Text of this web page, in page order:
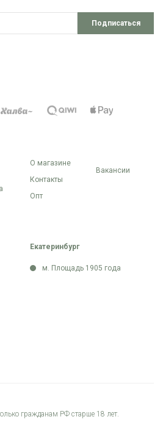
О магазине
Контакты
Опт
Вакансии
Екатеринбург
м. Площадь 1905 года
Подписаться
гражданам РФ старше 18 лет.